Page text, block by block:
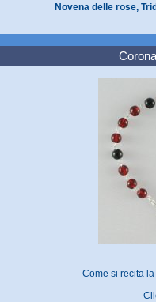
Novena delle rose,
Come si recita